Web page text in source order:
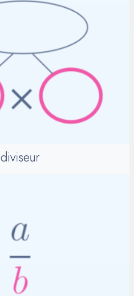
diviseur